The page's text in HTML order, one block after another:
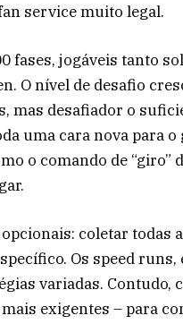
service muito legal.
fases, jogáveis tanto
O nível de desafio
mas desafiador o
uma cara nova para
o comando de “giro”
coletar todas
Os speed runs,
variadas. Contudo,
exigentes – para